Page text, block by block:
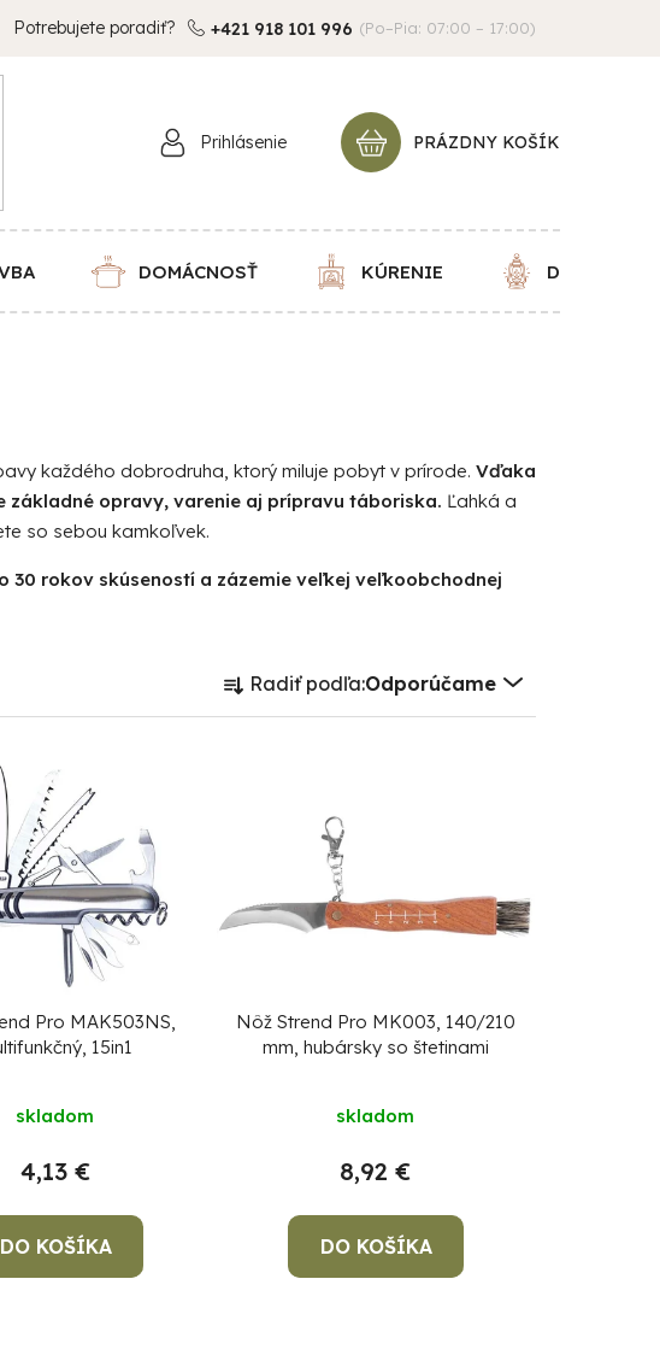
Potrebujete poradiť? +421 918 101 996 (Po–Pia: 07:00 – 17:00)
Prihlásenie
NÁKUPNÝ
KOŠÍK
PRÁZDNY KOŠÍK
DOMÁCNOSŤ KÚRENIE DEKORÁCIE
každého dobrodruha, ktorý miluje pobyt v prírode. Vďaka
opravy, varenie aj prípravu táboriska. Ľahká a
so sebou kamkoľvek.
30 rokov skúseností a zázemie veľkej veľkoobchodnej
R
a
p
d
Radiť podľa:Odporúčame
Pro MAK503NS,
15in1
skladom
4,13 €
DO KOŠÍKA
Nôž Strend Pro MK003, 140/210
mm, hubársky so štetinami
skladom
8,92 €
DO KOŠÍKA